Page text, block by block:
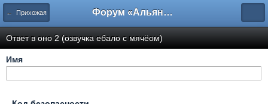
← Прихожая Форум «Альянса вольных переводчиков»
Ответ в оно 2 (озвучка ебало с мячёом)
Имя